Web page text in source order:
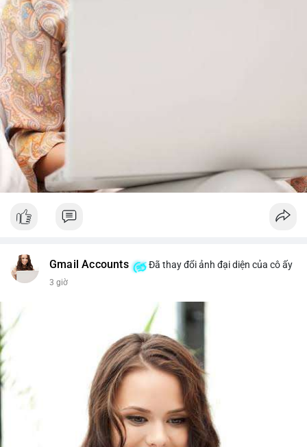
từ dòng vốn ETF (tuần tốt nhất kể từ tháng 4 với 1 tỷ USD)
trước khi gia tăng vị thế.
Xem chi tiết các bài viết đầy đủ tại dòng thời gian của Vlike.vn!
#whalealertbtc
#brazilcryptoregulation
Gmail Accounts Đã thay đổi ảnh đại diện của cô ấy
3 giờ